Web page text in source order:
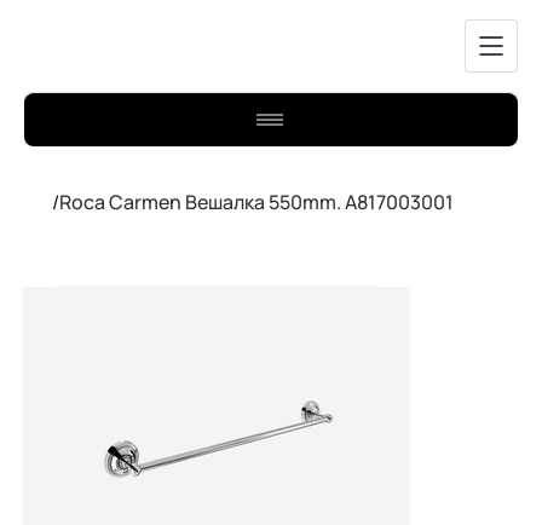
/Roca Carmen Вешалка 550mm. A817003001